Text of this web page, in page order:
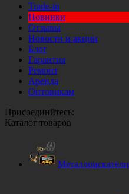
Trade-in
Новинки
Отзывы
Новости и акции
Блог
Гарантия
Ремонт
Аренда
Оптовикам
Присоединйтесь:
Каталог товаров
Металлоискатели